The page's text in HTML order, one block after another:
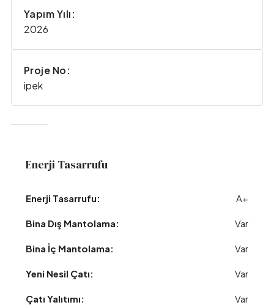
Yapım Yılı:
2026
Proje No:
ipek
Enerji Tasarrufu
Enerji Tasarrufu: A+
Bina Dış Mantolama: Var
Bina İç Mantolama: Var
Yeni Nesil Çatı: Var
Çatı Yalıtımı: Var